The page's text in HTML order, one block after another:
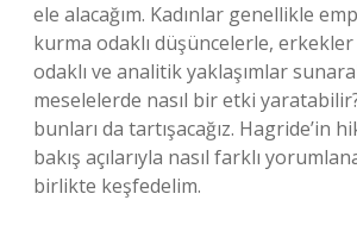
ele alacağım. Kadınlar genellikle
kurma odaklı düşüncelerle,
odaklı ve analitik yaklaşımlar
meselelerde nasıl bir etki
bunları da tartışacağız. Hagride’in
bakış açılarıyla nasıl farklı
birlikte keşfedelim.